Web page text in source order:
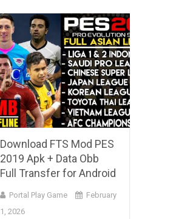
Download FTS Mod PES
2019 Apk + Data Obb
Full Transfer for Android
Portal Play Game
February
1, 2026